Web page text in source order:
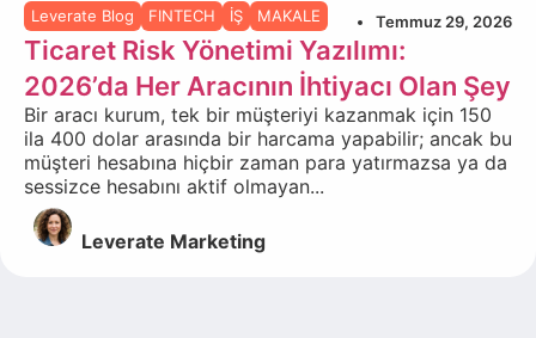
Leverate Blog FINTECH İŞ MAKALE Temmuz 29, 2026
Ticaret Risk Yönetimi Yazılımı:
2026’da Her Aracının İhtiyacı Olan Şey
Bir aracı kurum, tek bir müşteriyi kazanmak için 150
ila 400 dolar arasında bir harcama yapabilir; ancak bu
müşteri hesabına hiçbir zaman para yatırmazsa ya da
sessizce hesabını aktif olmayan...
Leverate Marketing